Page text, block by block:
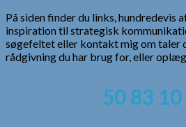
På siden finder du links,
inspiration til strategisk
søgefeltet eller kontakt mig om taler
rådgivning du har brug for, eller
50 83